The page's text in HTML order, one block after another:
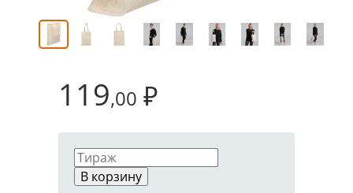
119,00 ₽
В корзину